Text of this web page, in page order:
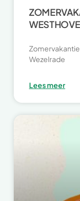
Wezelrade
Lees meer